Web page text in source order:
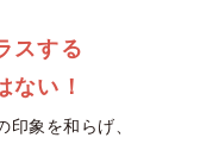
スする
ない！
象を和らげ、